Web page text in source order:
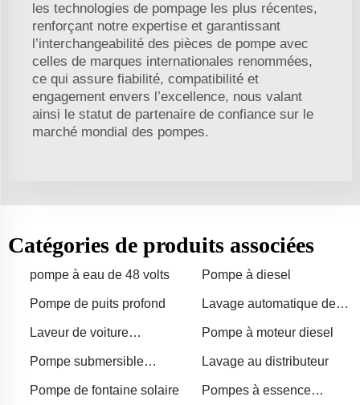
les technologies de pompage les plus récentes,
renforçant notre expertise et garantissant
l’interchangeabilité des pièces de pompe avec
celles de marques internationales renommées,
ce qui assure fiabilité, compatibilité et
engagement envers l’excellence, nous valant
ainsi le statut de partenaire de confiance sur le
marché mondial des pompes.
Catégories de produits associées
pompe à eau de 48 volts Pompe à diesel
Pompe de puits profond
Lavage automatique de
Laveur de voiture
Pompe à moteur diesel
Pompe submersible
solaire 11kW
Lavage au distributeur
Pompe de fontaine solaire
Pompes à essence